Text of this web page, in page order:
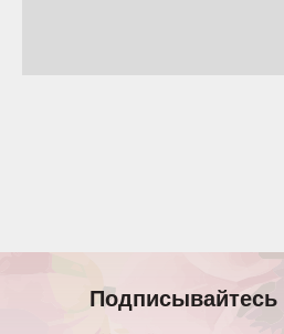
Подписывайтесь